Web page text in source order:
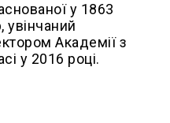
у 1863
увінчаний
Академії з
у 2016 році.